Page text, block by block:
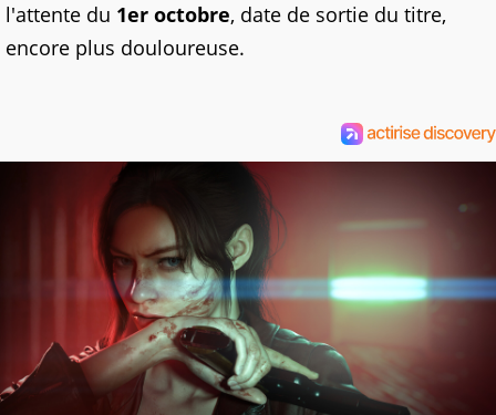
l'attente du 1er octobre, date de sortie du titre,
encore plus douloureuse.